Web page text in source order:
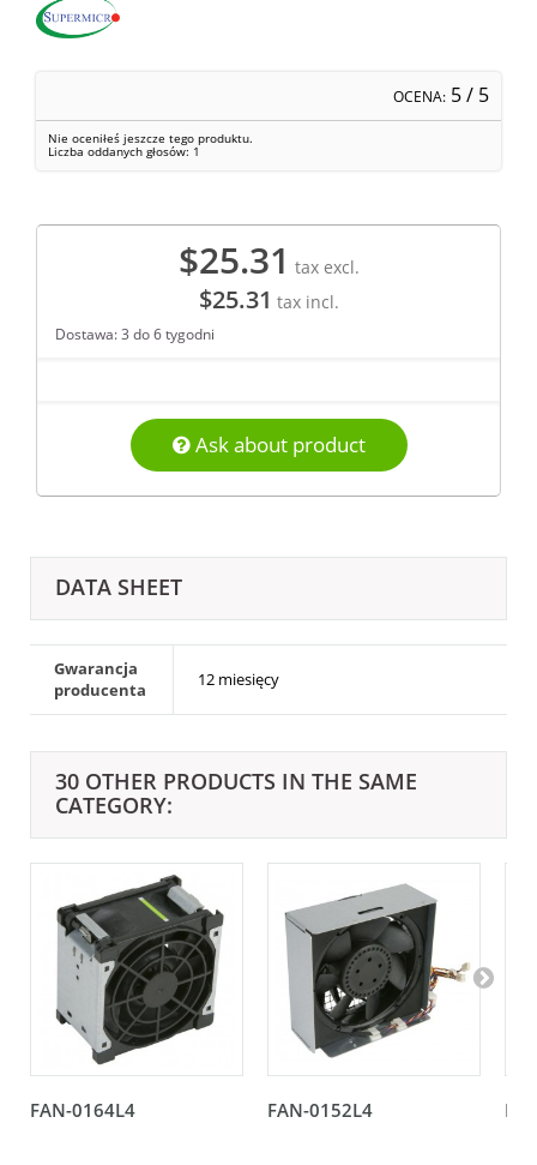
OCENA: 5/ 5
Nie oceniłeś jeszcze tego produktu.
Liczba oddanych głosów: 1
$25.31 tax excl.
$25.31 tax incl.
Dostawa: 3 do 6 tygodni
Ask about product
DATA SHEET
Gwarancja
producenta
12 miesięcy
30 OTHER PRODUCTS IN THE SAME
CATEGORY:
FAN-0164L4 FAN-0152L4